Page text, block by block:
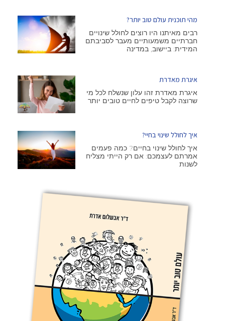
מהי תוכנית עולם טוב יותר?
רבים מאיתנו היו רוצים לחולל שינויים
חברתיים משמעותיים מעבר לסביבתם
המידית: ביישוב, במדינה
איגרת מאדרת
איגרת מאדרת זהו עלון שנשלח לכל מי
שרוצה לקבל טיפים לחיים טובים יותר
איך לחולל שינוי בחיי?
איך לחולל שינוי בחיים? כמה פעמים
אמרתם לעצמכם: אם רק הייתי מצליח
לשנות